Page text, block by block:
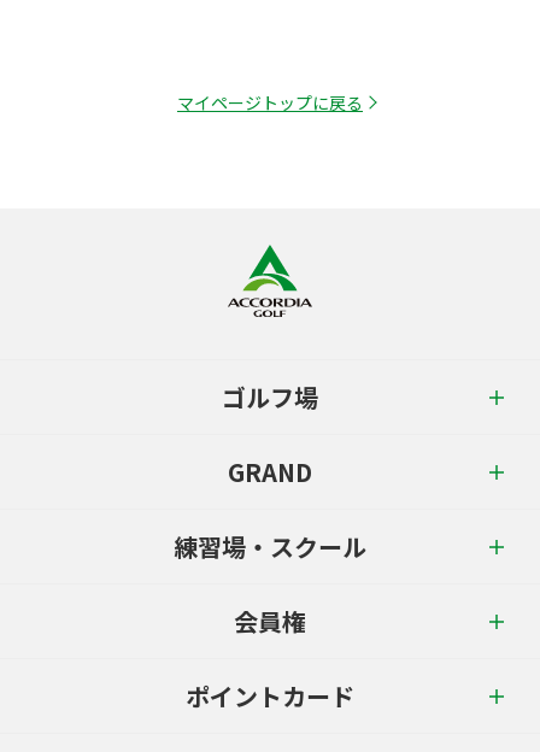
マイページトップに戻る
ゴルフ場
GRAND
練習場・スクール
会員権
ポイントカード